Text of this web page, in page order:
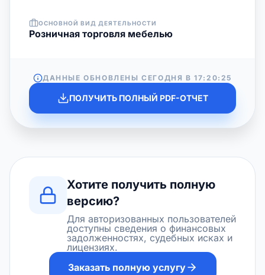
ОСНОВНОЙ ВИД ДЕЯТЕЛЬНОСТИ
Розничная торговля мебелью
ДАННЫЕ ОБНОВЛЕНЫ СЕГОДНЯ В17:20:25
ПОЛУЧИТЬ ПОЛНЫЙ PDF-ОТЧЕТ
Хотите получить полную
версию?
Для авторизованных пользователей
доступны сведения о финансовых
задолженностях, судебных исках и
лицензиях.
Заказать полную услугу